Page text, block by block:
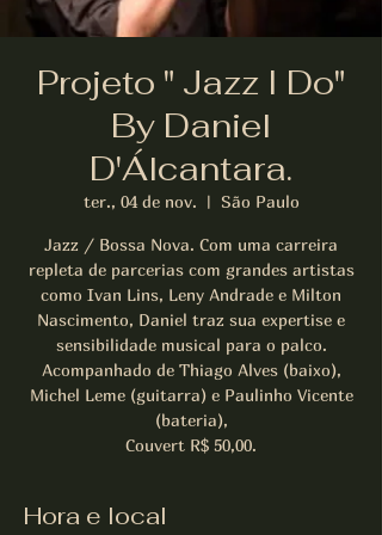
Projeto " Jazz I Do"
By Daniel
D'Álcantara.
ter., 04 de nov.
  |
São Paulo
Jazz / Bossa Nova. Com uma carreira
repleta de parcerias com grandes artistas
como Ivan Lins, Leny Andrade e Milton
Nascimento, Daniel traz sua expertise e
sensibilidade musical para o palco.
Acompanhado de Thiago Alves (baixo),
Michel Leme (guitarra) e Paulinho Vicente
(bateria),
Couvert R$ 50,00.
Hora e local